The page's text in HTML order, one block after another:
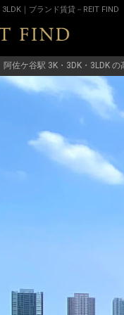
｜ブランド賃貸－REIT FIND
阿佐ケ谷駅 3K・3DK・3LDK